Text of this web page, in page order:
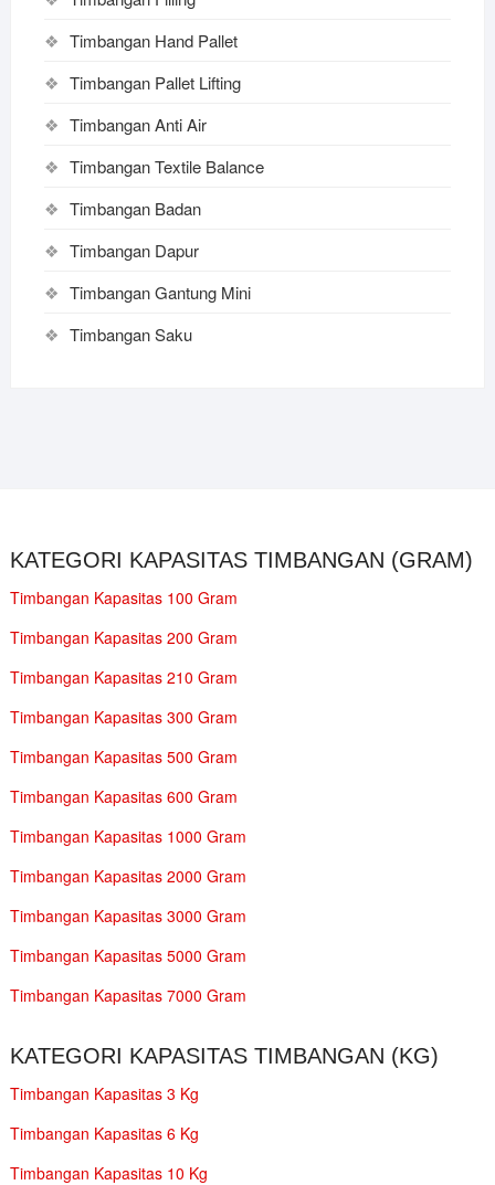
Timbangan Hand Pallet
Timbangan Pallet Lifting
Timbangan Anti Air
Timbangan Textile Balance
Timbangan Badan
Timbangan Dapur
Timbangan Gantung Mini
Timbangan Saku
KATEGORI KAPASITAS TIMBANGAN (GRAM)
Timbangan Kapasitas 100 Gram
Timbangan Kapasitas 200 Gram
Timbangan Kapasitas 210 Gram
Timbangan Kapasitas 300 Gram
Timbangan Kapasitas 500 Gram
Timbangan Kapasitas 600 Gram
Timbangan Kapasitas 1000 Gram
Timbangan Kapasitas 2000 Gram
Timbangan Kapasitas 3000 Gram
Timbangan Kapasitas 5000 Gram
Timbangan Kapasitas 7000 Gram
KATEGORI KAPASITAS TIMBANGAN (KG)
Timbangan Kapasitas 3 Kg
Timbangan Kapasitas 6 Kg
Timbangan Kapasitas 10 Kg